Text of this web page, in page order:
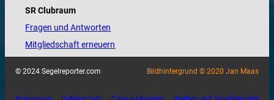
SR Clubraum
Fragen und Antworten
Mitgliedschaft erneuern
© 2024 Segelreporter.com Bildhintergrund © 2020 Jan Maas